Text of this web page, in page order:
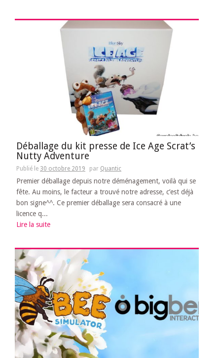
Déballage du kit presse de Ice Age Scrat’s
Nutty Adventure
Publié le 30 octobre 2019 par Quantic
Premier déballage depuis notre déménagement, voilà qui se
fête. Au moins, le facteur a trouvé notre adresse, c’est déjà
bon signe^^. Ce premier déballage sera consacré à une
licence q...
Lire la suite